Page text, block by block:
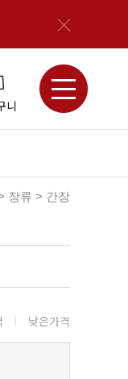
니
장류 > 간장
낮은가격